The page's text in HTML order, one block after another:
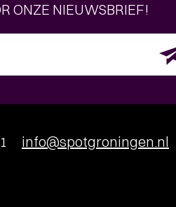
ONZE NIEUWSBRIEF!
info@spotgroningen.nl